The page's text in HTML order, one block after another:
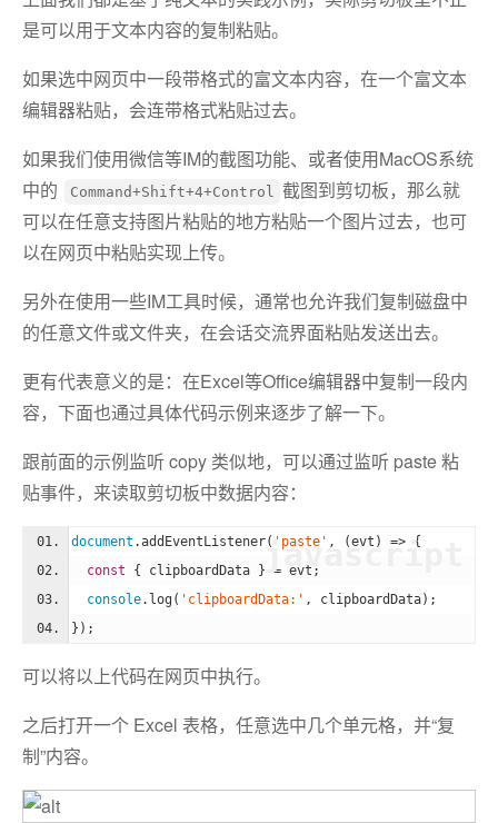
是可以用于文本内容的复制粘贴。
如果选中网页中一段带格式的富文本内容，在一个富文本
编辑器粘贴，会连带格式粘贴过去。
如果我们使用微信等IM的截图功能、或者使用MacOS系统
中的
Command+Shift+4+Control 截图到剪切板，那么就
可以在任意支持图片粘贴的地方粘贴一个图片过去，也可
以在网页中粘贴实现上传。
另外在使用一些IM工具时候，通常也允许我们复制磁盘中
的任意文件或文件夹，在会话交流界面粘贴发送出去。
更有代表意义的是：在Excel等Office编辑器中复制一段内
容，下面也通过具体代码示例来逐步了解一下。
跟前面的示例监听 copy 类似地，可以通过监听 paste 粘
贴事件，来读取剪切板中数据内容：
document .addEventListener( 'paste' , (evt) => {
const { clipboardData } = evt;
console.log( 'clipboardData:' , clipboardData);
});
javascript
可以将以上代码在网页中执行。
之后打开一个 Excel 表格，任意选中几个单元格，并“复
制”内容。